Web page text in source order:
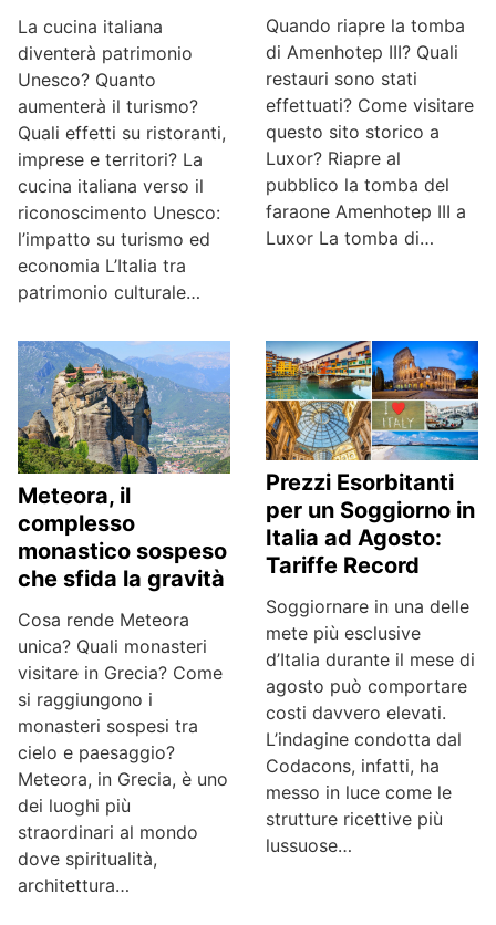
La cucina italiana
diventerà patrimonio
Unesco? Quanto
aumenterà il turismo?
Quali effetti su ristoranti,
imprese e territori? La
cucina italiana verso il
riconoscimento Unesco:
l’impatto su turismo ed
economia L’Italia tra
patrimonio culturale…
Quando riapre la tomba
di Amenhotep III? Quali
restauri sono stati
effettuati? Come visitare
questo sito storico a
Luxor? Riapre al
pubblico la tomba del
faraone Amenhotep III a
Luxor La tomba di…
Meteora, il
complesso
monastico sospeso
che sfida la gravità
Cosa rende Meteora
unica? Quali monasteri
visitare in Grecia? Come
si raggiungono i
monasteri sospesi tra
cielo e paesaggio?
Meteora, in Grecia, è uno
dei luoghi più
straordinari al mondo
dove spiritualità,
architettura…
Prezzi Esorbitanti
per un Soggiorno in
Italia ad Agosto:
Tariffe Record
Soggiornare in una delle
mete più esclusive
d’Italia durante il mese di
agosto può comportare
costi davvero elevati.
L’indagine condotta dal
Codacons, infatti, ha
messo in luce come le
strutture ricettive più
lussuose…